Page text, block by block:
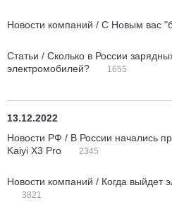
Новости компаний / С Новым вас
Статьи / Сколько в России
электромобилей?
1655
13.12.2022
Новости РФ / В России начались
Kaiyi X3 Pro
2345
Новости компаний / Когда выйдет
3821